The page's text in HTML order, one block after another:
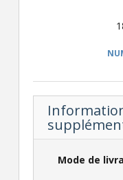
Mode de